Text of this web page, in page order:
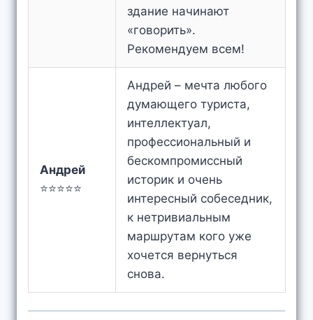
здание начинают
«говорить».
Рекомендуем всем!
Андрей
⭐⭐⭐⭐⭐
Андрей – мечта любого
думающего туриста,
интеллектуал,
профессиональный и
бескомпромиссный
историк и очень
интересный собеседник,
к нетривиальным
маршрутам кого уже
хочется вернуться
снова.